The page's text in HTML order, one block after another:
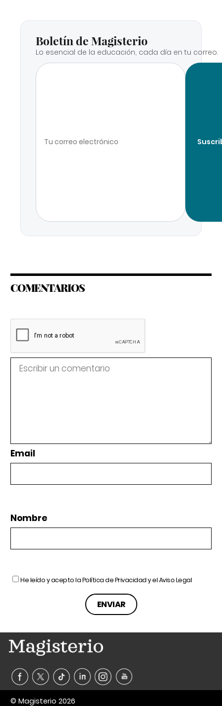
Boletín de Magisterio
Lo esencial de la educación, cada día en tu correo.
COMENTARIOS
Email
Nombre
He leído y acepto laPolítica de Privacidady elAviso Legal
© Magisterio 2026